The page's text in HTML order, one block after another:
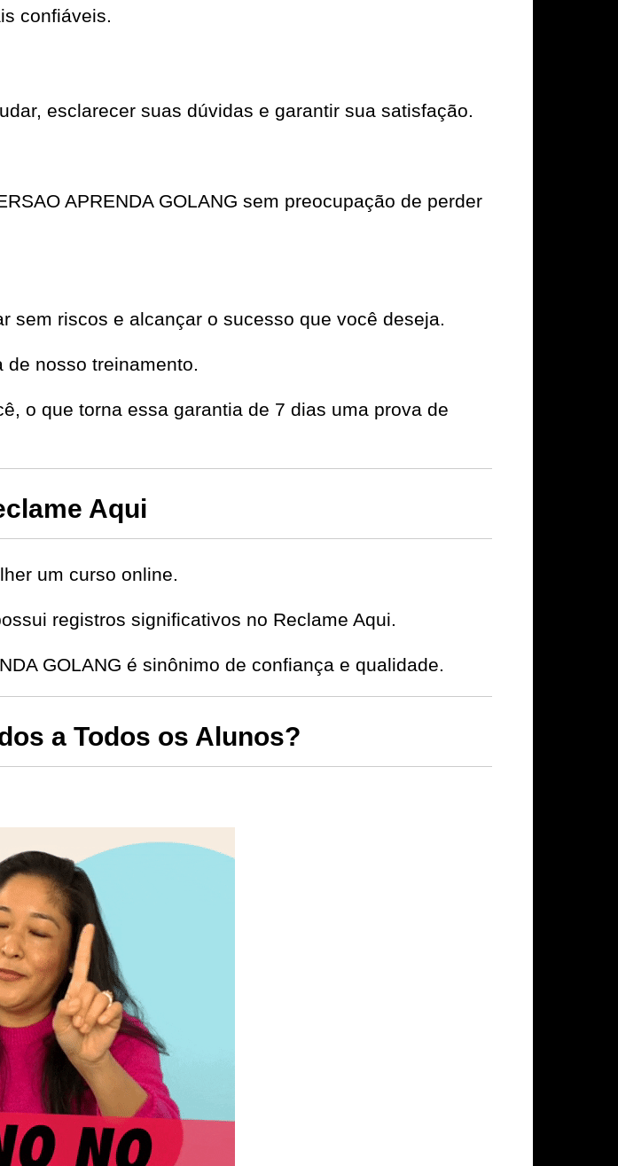
confiáveis.
esclarecer suas dúvidas e garantir sua satisfação.
APRENDA GOLANG sem preocupação de perder
sem riscos e alcançar o sucesso que você deseja.
nosso treinamento.
o que torna essa garantia de 7 dias uma prova de
Aqui
um curso online.
registros significativos no Reclame Aqui.
GOLANG é sinônimo de confiança e qualidade.
a Todos os Alunos?